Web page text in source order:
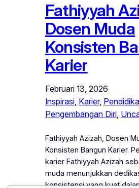
Fathiyyah
Dosen Muda
Konsisten
Karier
Februari 13, 2026
Inspirasi, Karier,
Pengembangan Diri,
Fathiyyah Azizah, Dosen
Konsisten Bangun Karier.
karier Fathiyyah Azizah
muda menunjukkan
konsistensi yang kuat